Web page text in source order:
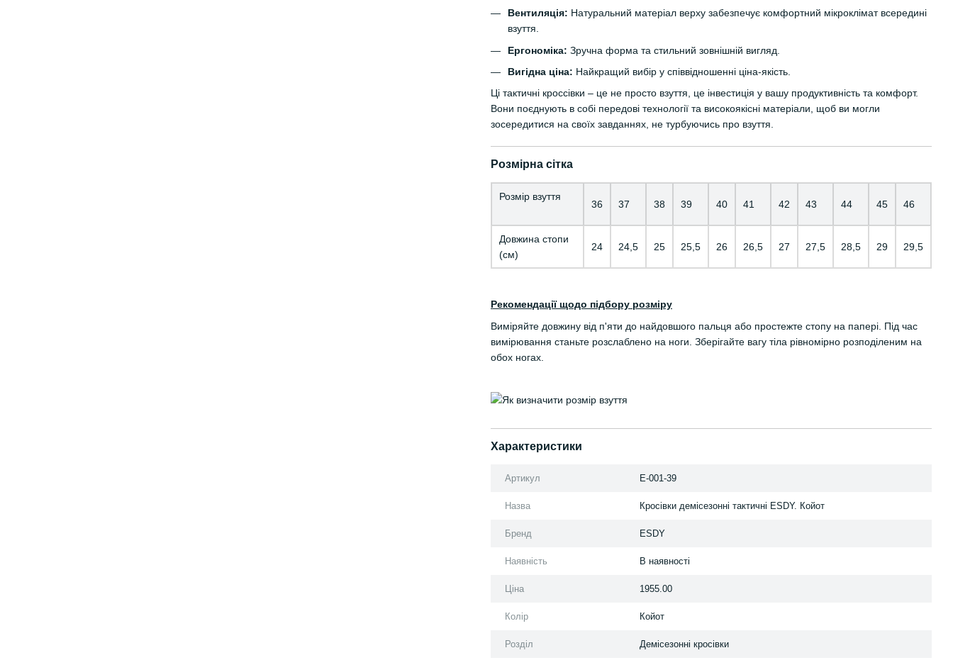
Вентиляція: Натуральний матеріал верху забезпечує комфортний мікроклімат всередині
взуття.
Ергономіка: Зручна форма та стильний зовнішній вигляд.
Вигідна ціна: Найкращий вибір у співвідношенні ціна-якість.
Ці тактичні кроссівки – це не просто взуття, це інвестиція у вашу продуктивність та комфорт.
Вони поєднують в собі передові технології та високоякісні матеріали, щоб ви могли
зосередитися на своїх завданнях, не турбуючись про взуття.
Розмірна сітка
Розмір взуття
36 37 38 39 40 41 42 43 44 45 46
Довжина стопи
(см)
24 24,5 25 25,5 26 26,5 27 27,5 28,5 29 29,5
Рекомендації щодо підбору розміру
Виміряйте довжину від п'яти до найдовшого пальця або простежте стопу на папері. Під час
вимірювання станьте розслаблено на ноги. Зберігайте вагу тіла рівномірно розподіленим на
обох ногах.
Характеристики
Артикул E-001-39
Назва Кросівки демісезонні тактичні ESDY. Койот
Бренд ESDY
Наявність В наявності
Ціна 1955.00
Колір Койот
Розділ Демісезонні кросівки